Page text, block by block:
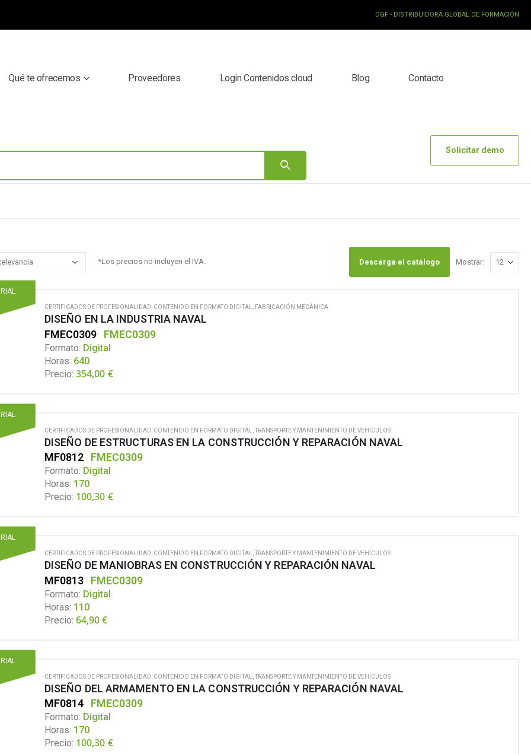
DGF - DISTRIBUIDORA GLOBAL DE FORMACIÓN
Qué te ofrecemos Proveedores Login Contenidos.cloud Blog Contacto
Solicitar demo
*Los precios no incluyen el IVA. Descarga el catálogo Mostrar:
CERTIFICADOS DE PROFESIONALIDAD, CONTENIDO EN FORMATO DIGITAL, FABRICACIÓN MECÁNICA
DISEÑO EN LA INDUSTRIA NAVAL
FMEC0309
FMEC0309
Formato: Digital
Horas: 640
Precio: 354,00 €
CERTIFICADOS DE PROFESIONALIDAD CONTENIDO EN FORMATO DIGITAL TRANSPORTE Y MANTENIMIENTO DE VEHÍCULOS
DISEÑO DE ESTRUCTURAS EN LA CONSTRUCCIÓN Y REPARACIÓN NAVAL
MF0812
FMEC0309
Formato: Digital
Horas: 170
Precio: 100,30 €
CERTIFICADOS DE PROFESIONALIDAD CONTENIDO EN FORMATO DIGITAL TRANSPORTE Y MANTENIMIENTO DE VEHÍCULOS
DISEÑO DE MANIOBRAS EN CONSTRUCCIÓN Y REPARACIÓN NAVAL
MF0813
FMEC0309
Formato: Digital
Horas: 110
Precio: 64,90€
CERTIFICADOS DE PROFESIONALIDAD CONTENIDO EN FORMATO DIGITAL TRANSPORTE Y MANTENIMIENTO DE VEHÍCULOS
DISEÑO DEL ARMAMENTO EN LA CONSTRUCCIÓN Y REPARACIÓN NAVAL
MF0814
FMEC0309
Formato: Digital
Horas: 170
Precio: 100,30 €